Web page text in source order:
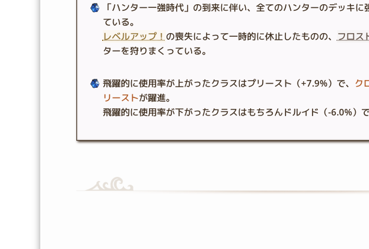
「ハンター一強時代」の到来に伴い、全てのハンターのデッキに
ている。
レベルアップ！ の喪失によって一時的に休止したものの、 フロス
ターを狩りまくっている。
飛躍的に使用率が上がったクラスはプリースト（+7.9%）で、 ク
リーストが躍進。
飛躍的に使用率が下がったクラスはもちろんドルイド（-6.0%）